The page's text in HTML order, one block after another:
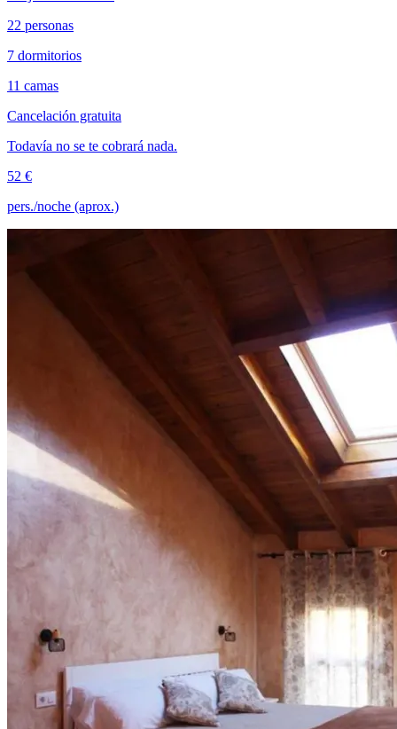
22 personas
7 dormitorios
11 camas
Cancelación gratuita
Todavía no se te cobrará nada.
52 €
pers./noche (aprox.)